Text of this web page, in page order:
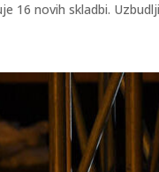
16 novih skladbi.